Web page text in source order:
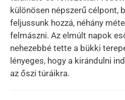
különösen népszerű célpont,
feljussunk hozzá, néhány
felmászni. Az elmúlt napok
nehezebbé tette a bükki
lényeges, hogy a kirándulni
az őszi túráikra.